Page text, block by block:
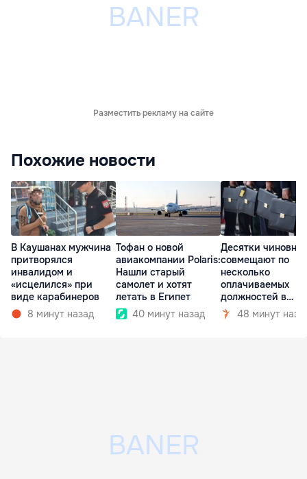
Разместить рекламу на сайте
Похожие новости
В Каушанах мужчина
притворялся
инвалидом и
«исцелился» при
виде карабинеров
8 минут назад
Тофан о новой
авиакомпании Polaris:
Нашли старый
самолет и хотят
летать в Египет
40 минут назад
Десятки
совмещают по
несколько
оплачиваемых
должностей в
госкомпаниях
48 минут